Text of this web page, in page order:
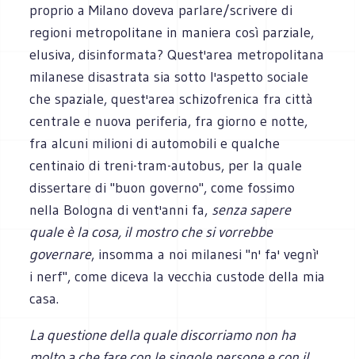
proprio a Milano doveva parlare/scrivere di
regioni metropolitane in maniera così parziale,
elusiva, disinformata? Quest'area metropolitana
milanese disastrata sia sotto l'aspetto sociale
che spaziale, quest'area schizofrenica fra città
centrale e nuova periferia, fra giorno e notte,
fra alcuni milioni di automobili e qualche
centinaio di treni-tram-autobus, per la quale
dissertare di "buon governo", come fossimo
nella Bologna di vent'anni fa, senza sapere
quale è la cosa, il mostro che si vorrebbe
governare, insomma a noi milanesi "n' fa' vegnì'
i nerf", come diceva la vecchia custode della mia
casa.
La questione della quale discorriamo non ha